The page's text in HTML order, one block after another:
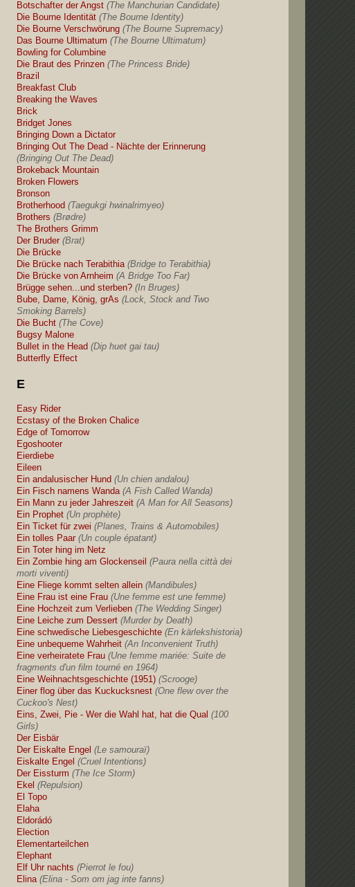
Botschafter der Angst (The Manchurian Candidate)
Die Bourne Identität (The Bourne Identity)
Die Bourne Verschwörung (The Bourne Supremacy)
Das Bourne Ultimatum (The Bourne Ultimatum)
Bowling for Columbine
Die Braut des Prinzen (The Princess Bride)
Brazil
Breakfast Club
Breaking the Waves
Brick
Bridget Jones
Bringing Down a Dictator
Bringing Out The Dead - Nächte der Erinnerung
(Bringing Out The Dead)
Brokeback Mountain
Broken Flowers
Bronson
Brotherhood (Taegukgi hwinalrimyeo)
Brothers (Brødre)
The Brothers Grimm
Der Bruder (Brat)
Die Brücke
Die Brücke nach Terabithia (Bridge to Terabithia)
Die Brücke von Arnheim (A Bridge Too Far)
Brügge sehen...und sterben? (In Bruges)
Bube, Dame, König, grAs (Lock, Stock and Two
Smoking Barrels)
Die Bucht (The Cove)
Bugsy Malone
Bullet in the Head (Dip huet gai tau)
Butterfly Effect
E
Easy Rider
Ecstasy of the Broken Chalice
Edge of Tomorrow
Egoshooter
Eierdiebe
Eileen
Ein andalusischer Hund (Un chien andalou)
Ein Fisch namens Wanda (A Fish Called Wanda)
Ein Mann zu jeder Jahreszeit (A Man for All Seasons)
Ein Prophet (Un prophète)
Ein Ticket für zwei (Planes, Trains & Automobiles)
Ein tolles Paar (Un couple épatant)
Ein Toter hing im Netz
Ein Zombie hing am Glockenseil (Paura nella città dei
morti viventi)
Eine Fliege kommt selten allein (Mandibules)
Eine Frau ist eine Frau (Une femme est une femme)
Eine Hochzeit zum Verlieben (The Wedding Singer)
Eine Leiche zum Dessert (Murder by Death)
Eine schwedische Liebesgeschichte (En kärlekshistoria)
Eine unbequeme Wahrheit (An Inconvenient Truth)
Eine verheiratete Frau (Une femme mariée: Suite de
fragments d'un film tourné en 1964)
Eine Weihnachtsgeschichte (1951) (Scrooge)
Einer flog über das Kuckucksnest (One flew over the
Cuckoo's Nest)
Eins, Zwei, Pie - Wer die Wahl hat, hat die Qual (100
Girls)
Der Eisbär
Der Eiskalte Engel (Le samouraï)
Eiskalte Engel (Cruel Intentions)
Der Eissturm (The Ice Storm)
Ekel (Repulsion)
El Topo
Elaha
Eldorádó
Election
Elementarteilchen
Elephant
Elf Uhr nachts (Pierrot le fou)
Elina (Elina - Som om jag inte fanns)